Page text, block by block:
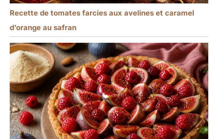
Recette de tomates farcies aux avelines et caramel
d’orange au safran